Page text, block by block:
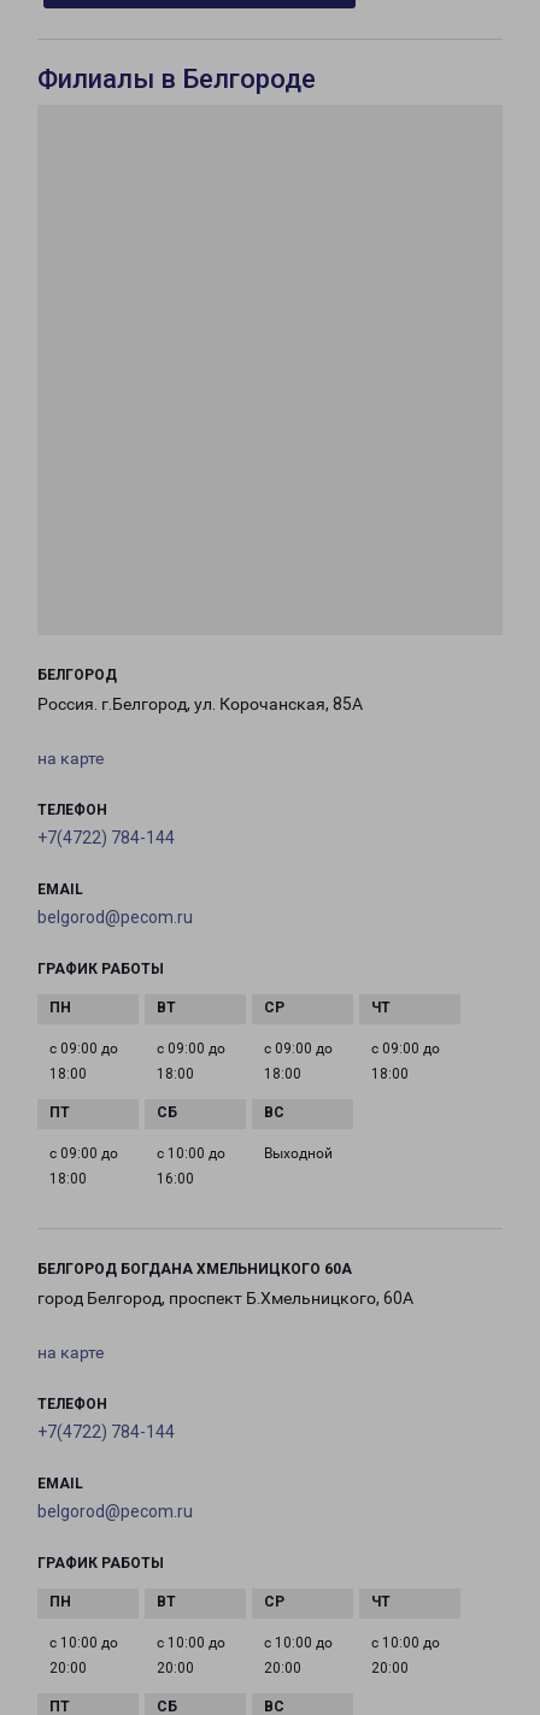
Филиалы в Белгороде
БЕЛГОРОД
Россия. г.Белгород, ул. Корочанская, 85А
на карте
ТЕЛЕФОН
+7(4722) 784-144
EMAIL
belgorod@pecom.ru
ГРАФИК РАБОТЫ
с 09:00 до
18:00
с 09:00 до
18:00
с 09:00 до
18:00
с 09:00 до
18:00
с 09:00 до
18:00
с 10:00 до
16:00
Выходной
БЕЛГОРОД БОГДАНА ХМЕЛЬНИЦКОГО 60А
город Белгород, проспект Б.Хмельницкого, 60А
на карте
ТЕЛЕФОН
+7(4722) 784-144
EMAIL
belgorod@pecom.ru
ГРАФИК РАБОТЫ
с 10:00 до
20:00
с 10:00 до
20:00
с 10:00 до
20:00
с 10:00 до
20:00